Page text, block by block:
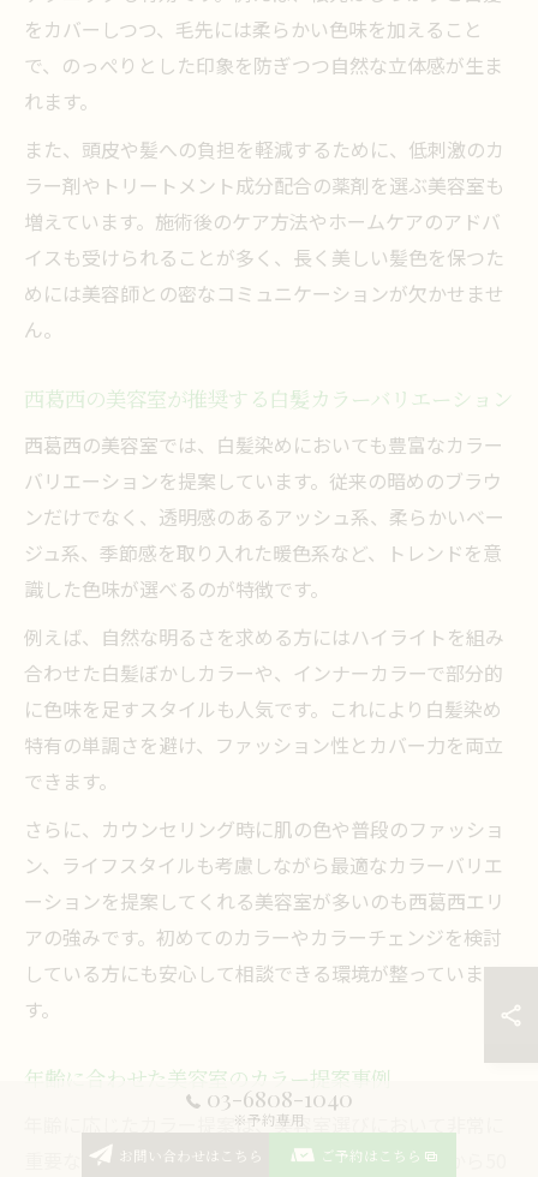
をカバーしつつ、毛先には柔らかい色味を加えること
で、のっぺりとした印象を防ぎつつ自然な立体感が生ま
れます。
また、頭皮や髪への負担を軽減するために、低刺激のカ
ラー剤やトリートメント成分配合の薬剤を選ぶ美容室も
増えています。施術後のケア方法やホームケアのアドバ
イスも受けられることが多く、長く美しい髪色を保つた
めには美容師との密なコミュニケーションが欠かせませ
ん。
西葛西の美容室が推奨する白髪カラーバリエーション
西葛西の美容室では、白髪染めにおいても豊富なカラー
バリエーションを提案しています。従来の暗めのブラウ
ンだけでなく、透明感のあるアッシュ系、柔らかいベー
ジュ系、季節感を取り入れた暖色系など、トレンドを意
識した色味が選べるのが特徴です。
例えば、自然な明るさを求める方にはハイライトを組み
合わせた白髪ぼかしカラーや、インナーカラーで部分的
に色味を足すスタイルも人気です。これにより白髪染め
特有の単調さを避け、ファッション性とカバー力を両立
できます。
さらに、カウンセリング時に肌の色や普段のファッショ
ン、ライフスタイルも考慮しながら最適なカラーバリエ
ーションを提案してくれる美容室が多いのも西葛西エリ
アの強みです。初めてのカラーやカラーチェンジを検討
している方にも安心して相談できる環境が整っていま
す。
年齢に合わせた美容室のカラー提案事例
年齢に応じたカラー提案は、美容室選びにおいて非常に
重要なポイントです。西葛西の美容室では、20代から50
03-6808-1040
※予約専用
お問い合わせはこちら
ご予約はこちら